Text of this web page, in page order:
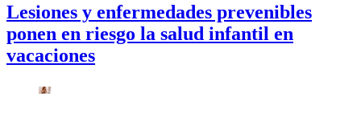
Lesiones y enfermedades prevenibles
ponen en riesgo la salud infantil en
vacaciones